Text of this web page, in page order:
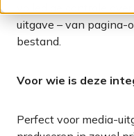
volledige controle
uitgave – van
bestand.
Voor wie is deze
Perfect voor media-